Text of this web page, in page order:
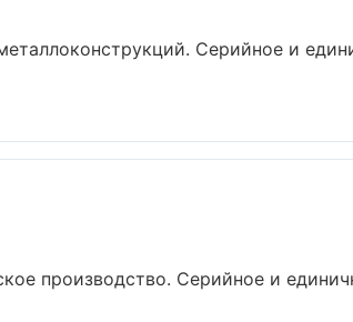
Серийное и
производство. Серийное и